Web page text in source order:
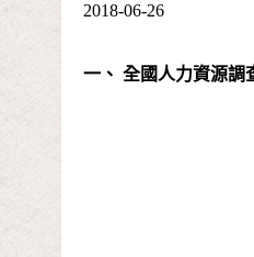
2018-06-26
一、 全國人力資源調